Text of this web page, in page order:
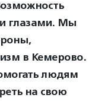
глазами. Мы
в Кемерово.
людям
на свою